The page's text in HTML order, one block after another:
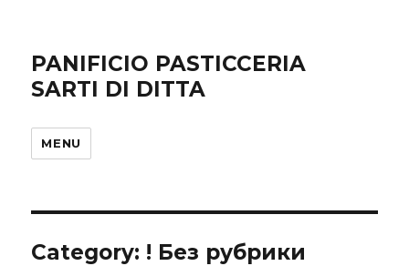
PANIFICIO PASTICCERIA
SARTI DI DITTA
MENU
Category: ! Без рубрики